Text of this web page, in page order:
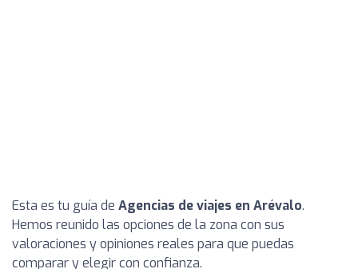
Esta es tu guía de Agencias de viajes en Arévalo.
Hemos reunido las opciones de la zona con sus
valoraciones y opiniones reales para que puedas
comparar y elegir con confianza.